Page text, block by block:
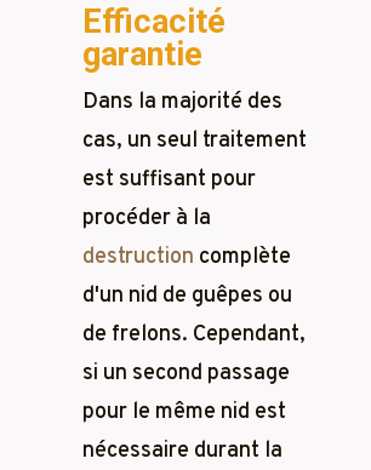
Efficacité
garantie
Dans la majorité des
cas, un seul traitement
est suffisant pour
procéder à la
destruction complète
d'un nid de guêpes ou
de frelons. Cependant,
si un second passage
pour le même nid est
nécessaire durant la